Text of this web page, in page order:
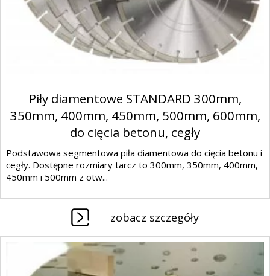
Piły diamentowe STANDARD 300mm,
350mm, 400mm, 450mm, 500mm, 600mm,
do cięcia betonu, cegły
Podstawowa segmentowa piła diamentowa do cięcia betonu i
cegły. Dostępne rozmiary tarcz to 300mm, 350mm, 400mm,
450mm i 500mm z otw...
zobacz szczegóły